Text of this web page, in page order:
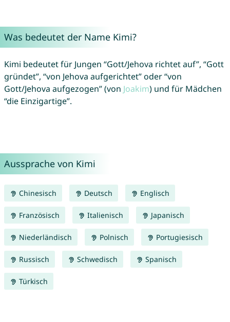
Was bedeutet der Name Kimi?
Kimi bedeutet für Jungen “Gott/Jehova richtet auf”, “Gott
gründet”, “von Jehova aufgerichtet” oder “von
Gott/Jehova aufgezogen” (von Joakim) und für Mädchen
“die Einzigartige”.
Aussprache von Kimi
Chinesisch Deutsch Englisch
Französisch Italienisch Japanisch
Niederländisch Polnisch Portugiesisch
Russisch Schwedisch Spanisch
Türkisch